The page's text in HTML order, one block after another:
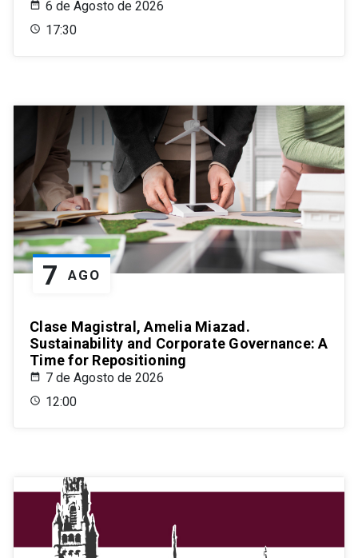
6 de Agosto de 2026
17:30
7 AGO
Clase Magistral, Amelia Miazad.
Sustainability and Corporate Governance: A
Time for Repositioning
7 de Agosto de 2026
12:00